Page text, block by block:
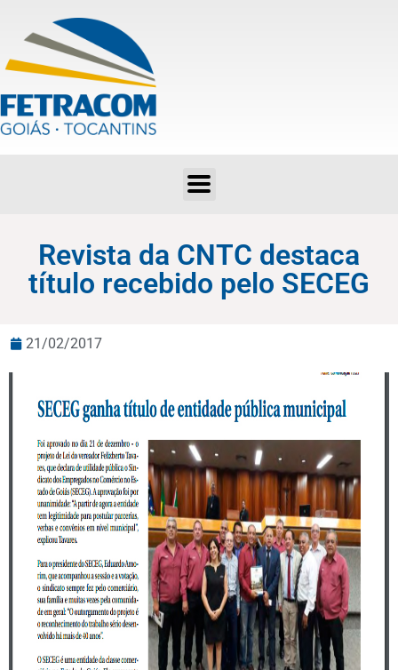
Revista da CNTC destaca
título recebido pelo SECEG
21/02/2017